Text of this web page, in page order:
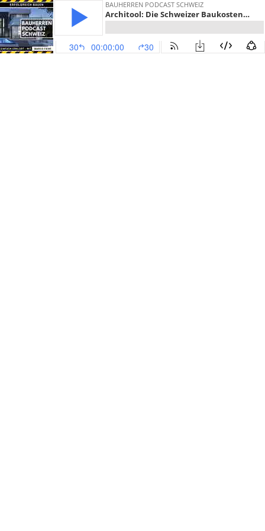
BAUHERREN PODCAST SCHWEIZ
Architool: Die Schweizer Baukostendatenbank für Profis – Daniel Bader, Geschäftsführer Firma Architool #222
30 00:00:00 30